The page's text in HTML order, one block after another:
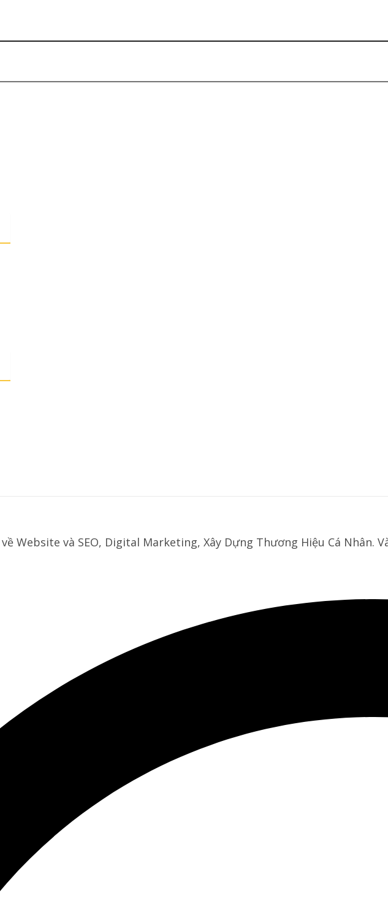
Website và SEO, Digital Marketing, Xây Dựng Thương Hiệu Cá